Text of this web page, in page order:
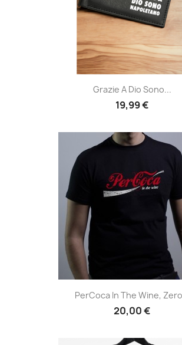
Grazie A Dio Sono...
19,99 €
PerCoca In The Wine,
20,00 €